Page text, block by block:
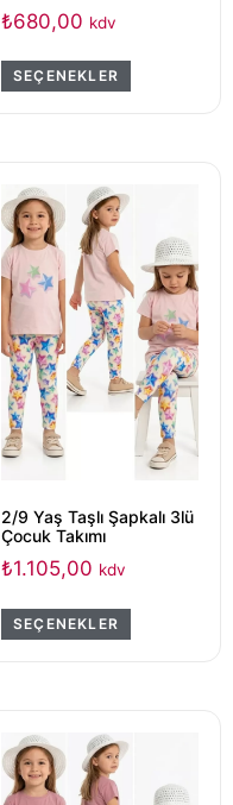
₺680,00 kdv
SEÇENEKLER
2/9 Yaş Taşlı Şapkalı 3lü
Çocuk Takımı
₺1.105,00 kdv
SEÇENEKLER